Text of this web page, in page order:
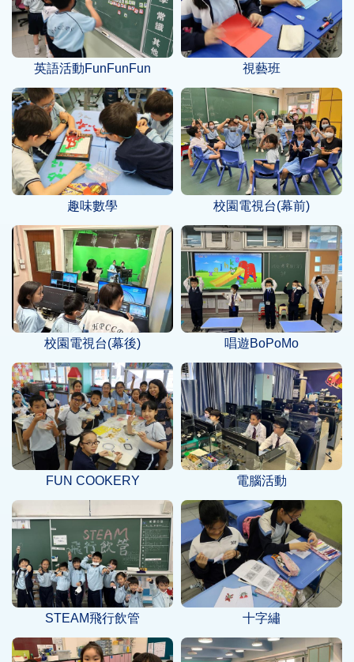
英語活動FunFunFun 視藝班
趣味數學 校園電視台(幕前)
校園電視台(幕後) 唱遊BoPoMo
FUN COOKERY 電腦活動
STEAM飛行飲管 十字繡